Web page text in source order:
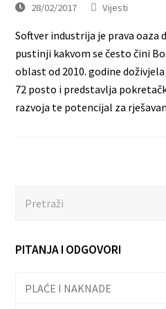
28/02/2017 Vijesti
Softver industrija je prava oaza
pustinji kakvom se često čini
oblast od 2010. godine
72 posto i predstavlja
razvoja te potencijal za
PITANJA I ODGOVORI
PLAĆE I NAKNADE